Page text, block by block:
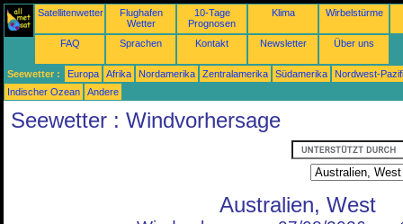
Satellitenwetter
Flughafen
Wetter
10-Tage
Prognosen
Klima Wirbelstürme
FAQ Sprachen Kontakt Newsletter Über uns
Seewetter : Europa Afrika Nordamerika Zentralamerika Südamerika
Nordwest-
Indischer Ozean
Andere
Seewetter : Windvorhersage
Australien, West